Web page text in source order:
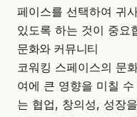
페이스를 선택하여 귀
있도록 하는 것이 중요
문화와 커뮤니티
코워킹 스페이스의 문
여에 큰 영향을 미칠
는 협업, 창의성, 성장